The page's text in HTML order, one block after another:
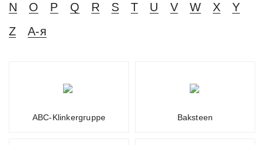
N
O P Q R S T U V W X
Y
Z
А-я
ABC-Klinkergruppe Baksteen